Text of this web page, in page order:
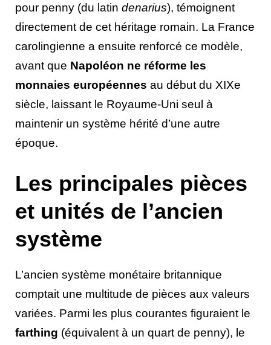
pour penny (du latin denarius), témoignent
directement de cet héritage romain. La France
carolingienne a ensuite renforcé ce modèle,
avant que Napoléon ne réforme les
monnaies européennes au début du XIXe
siècle, laissant le Royaume-Uni seul à
maintenir un système hérité d’une autre
époque.
Les principales pièces
et unités de l’ancien
système
L’ancien système monétaire britannique
comptait une multitude de pièces aux valeurs
variées. Parmi les plus courantes figuraient le
farthing (équivalent à un quart de penny), le